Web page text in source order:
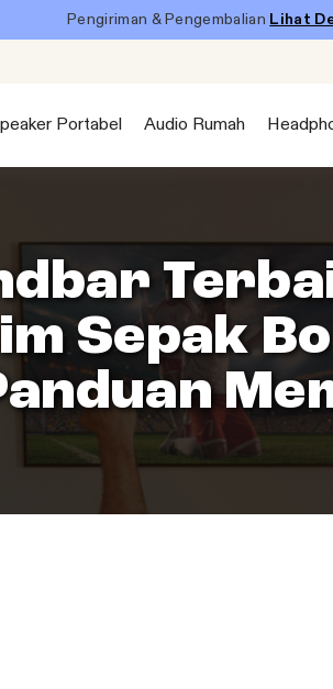
Pengiriman & Pengembalian Lihat
Portabel Audio Rumah
Sepak